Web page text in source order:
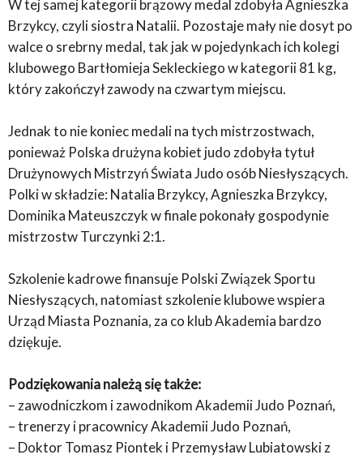
W tej samej kategorii brązowy medal zdobyła Agnieszka
Brzykcy, czyli siostra Natalii. Pozostaje mały nie dosyt po
walce o srebrny medal, tak jak w pojedynkach ich kolegi
klubowego Bartłomieja Sekleckiego w kategorii 81 kg,
który zakończył zawody na czwartym miejscu.
Jednak to nie koniec medali na tych mistrzostwach,
ponieważ Polska drużyna kobiet judo zdobyła tytuł
Drużynowych Mistrzyń Świata Judo osób Niesłyszących.
Polki w składzie: Natalia Brzykcy, Agnieszka Brzykcy,
Dominika Mateuszczyk w finale pokonały gospodynie
mistrzostw Turczynki 2:1.
Szkolenie kadrowe finansuje Polski Związek Sportu
Niesłyszących, natomiast szkolenie klubowe wspiera
Urząd Miasta Poznania, za co klub Akademia bardzo
dziękuje.
Podziękowania należą się także:
– zawodniczkom i zawodnikom Akademii Judo Poznań,
– trenerzy i pracownicy Akademii Judo Poznań,
– Doktor Tomasz Piontek i Przemysław Lubiatowski z